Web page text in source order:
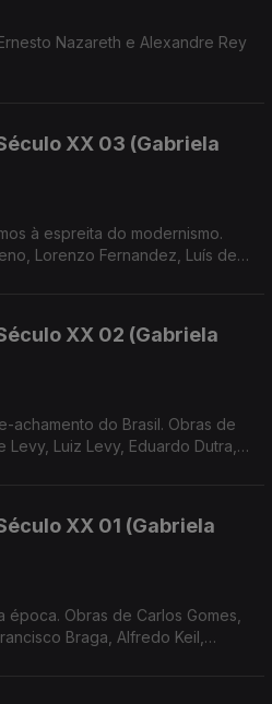
Nazareth e Alexandre Rey
XX 03 (Gabriela
à espreita do modernismo.
Lorenzo Fernandez, Luís de
XX 02 (Gabriela
achamento do Brasil. Obras de
Luiz Levy, Eduardo Dutra,
XX 01 (Gabriela
época. Obras de Carlos Gomes,
Braga, Alfredo Keil,